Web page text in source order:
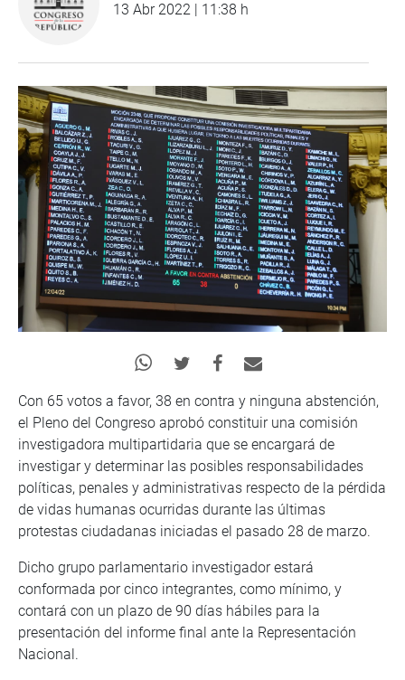
13 Abr 2022 | 11:38 h
Con 65 votos a favor, 38 en contra y ninguna abstención,
el Pleno del Congreso aprobó constituir una comisión
investigadora multipartidaria que se encargará de
investigar y determinar las posibles responsabilidades
políticas, penales y administrativas respecto de la pérdida
de vidas humanas ocurridas durante las últimas
protestas ciudadanas iniciadas el pasado 28 de marzo.
Dicho grupo parlamentario investigador estará
conformada por cinco integrantes, como mínimo, y
contará con un plazo de 90 días hábiles para la
presentación del informe final ante la Representación
Nacional.